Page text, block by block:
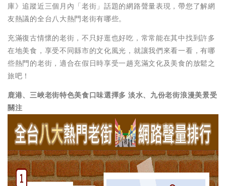
庫》追蹤近三個月內「老街」話題的網路聲量表現，帶您了解網
友熱議的全台八大熱門老街有哪些。
充滿復古情懷的老街，不只好逛也好吃，常常能在其中找到許多
在地美食，享受不同縣市的文化風光，就讓我們來看一看，有哪
些熱門的老街，適合在假日時享受一趟充滿文化及美食的放鬆之
旅吧！
鹿港、三峽老街特色美食口味選擇多 淡水、九份老街浪漫美景受
關注